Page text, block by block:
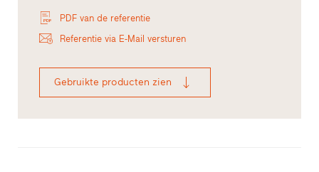
PDF van de referentie
Referentie via E-Mail versturen
Gebruikte producten zien